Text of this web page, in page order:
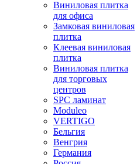
Виниловая плитка
для офиса
Замковая виниловая
плитка
Клеевая виниловая
плитка
Виниловая плитка
для торговых
центров
SPC ламинат
Moduleo
VERTIGO
Бельгия
Венгрия
Германия